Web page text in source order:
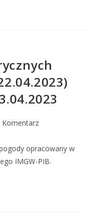
Komentarz
opracowany w
IMGW-PIB.